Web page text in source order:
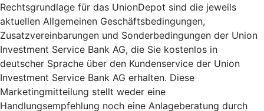
Rechtsgrundlage für das UnionDepot sind die jeweils
aktuellen Allgemeinen Geschäftsbedingungen,
Zusatzvereinbarungen und Sonderbedingungen der Union
Investment Service Bank AG, die Sie kostenlos in
deutscher Sprache über den Kundenservice der Union
Investment Service Bank AG erhalten. Diese
Marketingmitteilung stellt weder eine
Handlungsempfehlung noch eine Anlageberatung durch